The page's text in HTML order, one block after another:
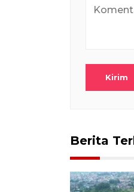
Kirim
Berita